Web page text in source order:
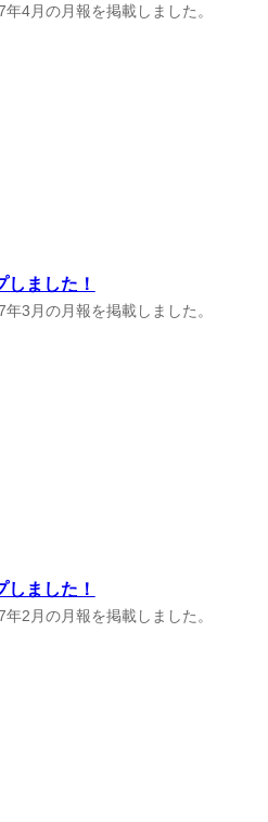
年4月の月報を掲載しました。
ました！
年3月の月報を掲載しました。
ました！
年2月の月報を掲載しました。